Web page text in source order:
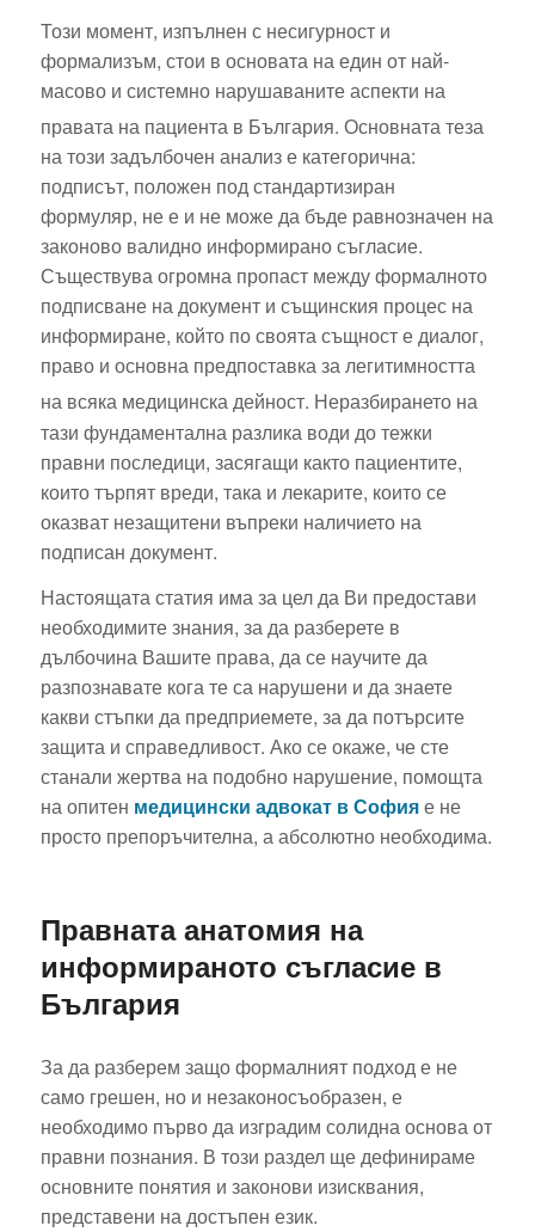
Този момент, изпълнен с несигурност и
формализъм, стои в основата на един от най-
масово и системно нарушаваните аспекти на
правата на пациента в България. Основната теза
на този задълбочен анализ е категорична:
подписът, положен под стандартизиран
формуляр, не е и не може да бъде равнозначен на
законово валидно информирано съгласие.
Съществува огромна пропаст между формалното
подписване на документ и същинския процес на
информиране, който по своята същност е диалог,
право и основна предпоставка за легитимността
на всяка медицинска дейност. Неразбирането на
тази фундаментална разлика води до тежки
правни последици, засягащи както пациентите,
които търпят вреди, така и лекарите, които се
оказват незащитени въпреки наличието на
подписан документ.
Настоящата статия има за цел да Ви предостави
необходимите знания, за да разберете в
дълбочина Вашите права, да се научите да
разпознавате кога те са нарушени и да знаете
какви стъпки да предприемете, за да потърсите
защита и справедливост. Ако се окаже, че сте
станали жертва на подобно нарушение, помощта
на опитен медицински адвокат в Софияе не
просто препоръчителна, а абсолютно необходима.
Правната анатомия на
информираното съгласие в
България
За да разберем защо формалният подход е не
само грешен, но и незаконосъобразен, е
необходимо първо да изградим солидна основа от
правни познания. В този раздел ще дефинираме
основните понятия и законови изисквания,
представени на достъпен език.